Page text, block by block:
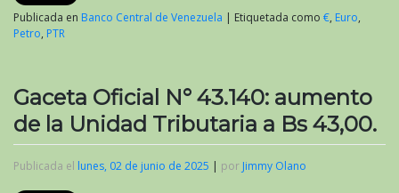
2025
Publicada en Banco Central de Venezuela | Etiquetada como €, Euro,
Petro, PTR
Gaceta Oficial N° 43.140: aumento
de la Unidad Tributaria a Bs 43,00.
Publicada el lunes, 02 de junio de 2025 | por Jimmy Olano